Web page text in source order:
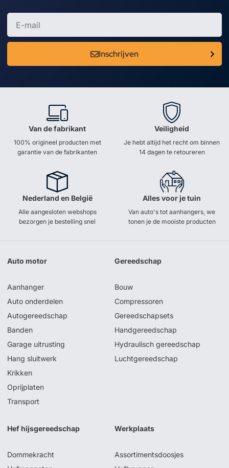
Inschrijven
Van de fabrikant
100% origineel producten met
garantie van de fabrikanten
Veiligheid
Je hebt altijd het recht om binnen
14 dagen te retoureren
Nederland en België
Alle aangesloten webshops
bezorgen je bestelling snel
Alles voor je tuin
Van auto's tot aanhangers, we
tonen je de mooiste producten
Auto motor
Aanhanger
Auto onderdelen
Autogereedschap
Banden
Garage uitrusting
Hang sluitwerk
Krikken
Oprijplaten
Transport
Gereedschap
Bouw
Compressoren
Gereedschapsets
Handgereedschap
Hydraulisch gereedschap
Luchtgereedschap
Hef hijsgereedschap
Dommekracht
Werkplaats
Assortimentsdoosjes